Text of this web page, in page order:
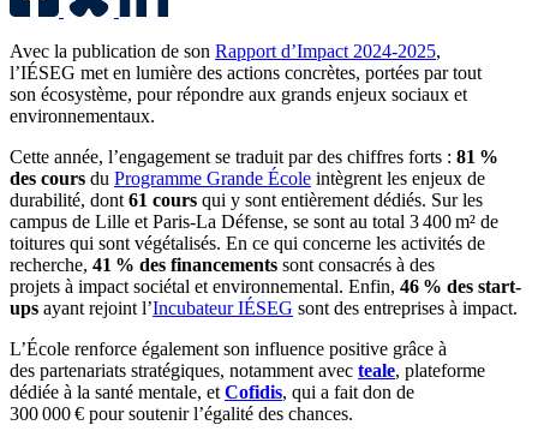
Avec la publication de son Rapport d’Impact 2024-2025,
l’IÉSEG met en lumière des actions concrètes, portées par tout
son écosystème, pour répondre aux grands enjeux sociaux et
environnementaux.
Cette année, l’engagement se traduit par des chiffres forts : 81 %
des cours du Programme Grande École intègrent les enjeux de
durabilité, dont 61 cours qui y sont entièrement dédiés. Sur les
campus de Lille et Paris-La Défense, se sont au total 3 400 m² de
toitures qui sont végétalisés. En ce qui concerne les activités de
recherche, 41 % des financements sont consacrés à des
projets à impact sociétal et environnemental. Enfin, 46 % des start-
ups ayant rejoint l’Incubateur IÉSEG sont des entreprises à impact.
L’École renforce également son influence positive grâce à
des partenariats stratégiques, notamment avec teale, plateforme
dédiée à la santé mentale, et Cofidis, qui a fait don de
300 000 € pour soutenir l’égalité des chances.